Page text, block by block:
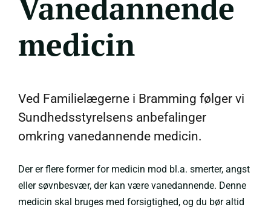
medicin
Ved Familielægerne i Bramming følger vi
Sundhedsstyrelsens anbefalinger
omkring vanedannende medicin.
Der er flere former for medicin mod bl.a. smerter, angst
eller søvnbesvær, der kan være vanedannende. Denne
medicin skal bruges med forsigtighed, og du bør altid